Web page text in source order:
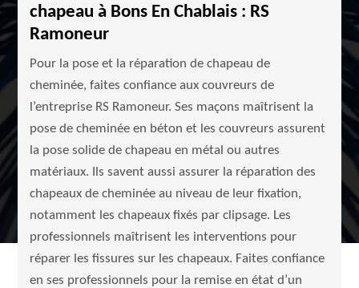
chapeau à Bons En Chablais : RS
Ramoneur
Pour la pose et la réparation de chapeau de
cheminée, faites confiance aux couvreurs de
l’entreprise RS Ramoneur. Ses maçons maîtrisent la
pose de cheminée en béton et les couvreurs assurent
la pose solide de chapeau en métal ou autres
matériaux. Ils savent aussi assurer la réparation des
chapeaux de cheminée au niveau de leur fixation,
notamment les chapeaux fixés par clipsage. Les
professionnels maîtrisent les interventions pour
réparer les fissures sur les chapeaux. Faites confiance
en ses professionnels pour la remise en état d’un